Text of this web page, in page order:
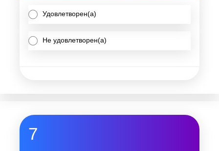
Удовлетворен(а)
Не удовлетворен(а)
7